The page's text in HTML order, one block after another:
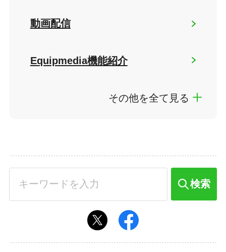
動画配信
Equipmedia機能紹介
その他を全て見る
検索